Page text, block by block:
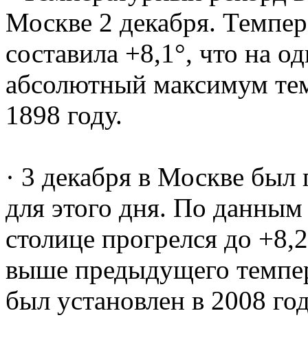
Москве 2 декабря.
составила +8,1°, что на
абсолютный максимум
1898 году.
· 3 декабря в Москве
для этого дня. По данным
столице прогрелся до
выше предыдущего
был установлен в 2008